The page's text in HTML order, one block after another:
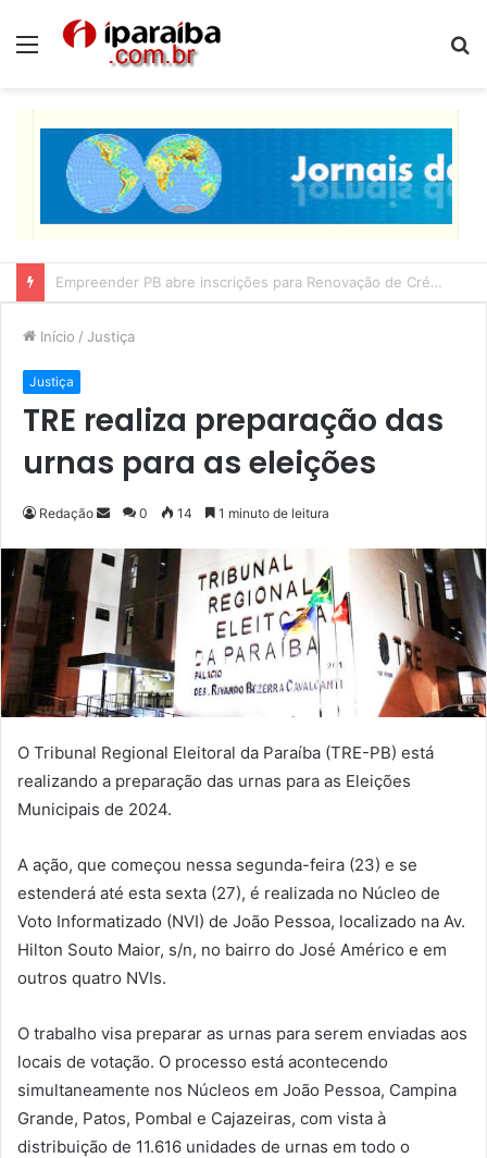
Menu
Lucas Ribeiro inspeciona obras da última etapa do Centro de Convenções
Início / Justiça
Justiça
TRE realiza preparação das
urnas para as eleições
Redação
n
e
u
m
e
-
m
a
i
0 14 1 minuto de leitura
O Tribunal Regional Eleitoral da Paraíba (TRE-PB) está
realizando a preparação das urnas para as Eleições
Municipais de 2024.
A ação, que começou nessa segunda-feira (23) e se
estenderá até esta sexta (27), é realizada no Núcleo de
Voto Informatizado (NVI) de João Pessoa, localizado na Av.
Hilton Souto Maior, s/n, no bairro do José Américo e em
outros quatro NVIs.
O trabalho visa preparar as urnas para serem enviadas aos
locais de votação. O processo está acontecendo
simultaneamente nos Núcleos em João Pessoa, Campina
Grande, Patos, Pombal e Cajazeiras, com vista à
distribuição de 11.616 unidades de urnas em todo o